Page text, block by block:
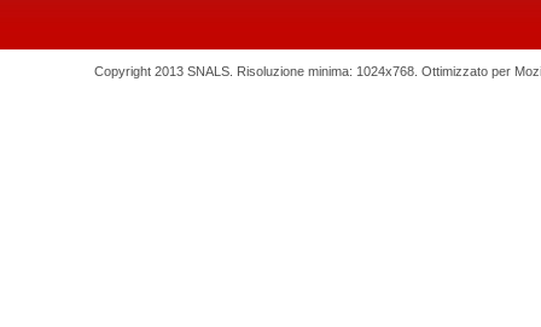
Copyright 2013 SNALS. Risoluzione minima: 1024x768. Ottimizzato per